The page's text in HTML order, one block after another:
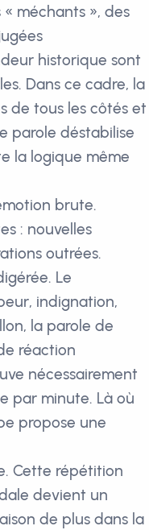
méchants », des
historique sont
Dans ce cadre, la
de tous les côtés et
parole déstabilise
la logique même
brute.
: nouvelles
outrées.
Le
indignation,
la parole de
réaction
nécessairement
par minute. Là où
propose une
Cette répétition
devient un
de plus dans la